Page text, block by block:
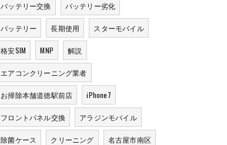
バッテリー交換 バッテリー劣化
バッテリー 長期使用 スターモバイル
格安SIM MNP 解説
エアコンクリーニング業者
お掃除本舗道徳駅前店 iPhone7
フロントパネル交換 アラジンモバイル
除菌ケース クリーニング 名古屋市南区